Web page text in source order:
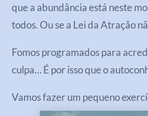
que a abundância está neste
todos. Ou se a Lei da Atração
Fomos programados para
culpa… É por isso que o
Vamos fazer um pequeno